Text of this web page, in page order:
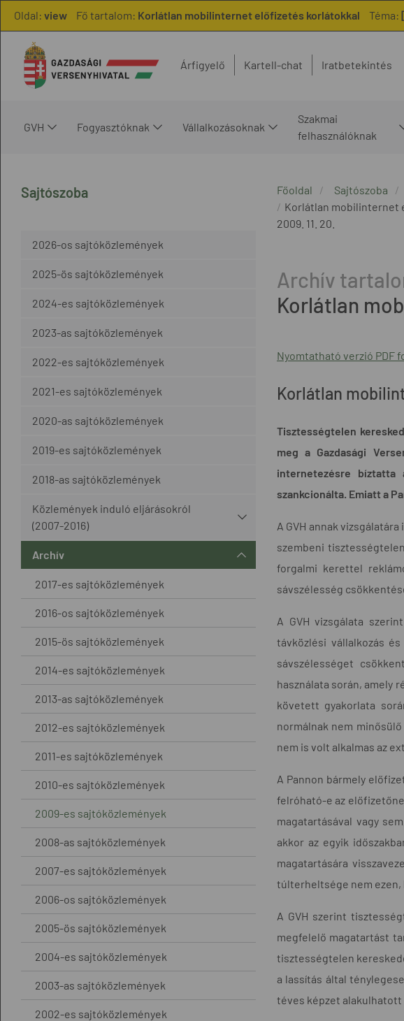
Oldal: view Fő tartalom: Korlátlan mobilinternet előfizetés korlátokkal Téma:
Árfigyelő Kartell-chat Iratbetekintés
GVH Fogyasztóknak Vállalkozásoknak
Szakmai
felhasználóknak
Sajtószoba
2026-os sajtóközlemények
2025-ös sajtóközlemények
2024-es sajtóközlemények
2023-as sajtóközlemények
2022-es sajtóközlemények
2021-es sajtóközlemények
2020-as sajtóközlemények
2019-es sajtóközlemények
2018-as sajtóközlemények
Közlemények induló eljárásokról
(2007-2016)
Archív
2017-es sajtóközlemények
2016-os sajtóközlemények
2015-ös sajtóközlemények
2014-es sajtóközlemények
2013-as sajtóközlemények
2012-es sajtóközlemények
2011-es sajtóközlemények
2010-es sajtóközlemények
2009-es sajtóközlemények
2008-as sajtóközlemények
2007-es sajtóközlemények
2006-os sajtóközlemények
2005-ös sajtóközlemények
2004-es sajtóközlemények
2003-as sajtóközlemények
2002-es sajtóközlemények
Főoldal Sajtószoba
Korlátlan mobilinternet
2009. 11. 20.
Korlátlan
Nyomtatható verzió PDF
Korlátlan
Tisztességtelen
meg a Gazdasági
internetezésre bíztatta
szankcionálta. Emiatt a
A GVH annak
szembeni
forgalmi kerettel
sávszélesség
A GVH vizsgálata
távközlési vállalkozás
sávszélességet
használata során, amely
követett gyakorlata
normálnak nem
nem is volt alkalmas az
A Pannon bármely
felróható-e az
magatartásával vagy
akkor az egyik
magatartására
túlterheltsége nem ezen,
A GVH szerint
megfelelő magatartást
tisztességtelen
a lassítás által
téves képzet alakulhatott